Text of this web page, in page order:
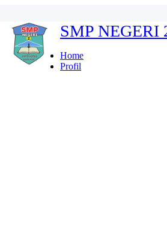
SMP NEGERI
Home
Profil